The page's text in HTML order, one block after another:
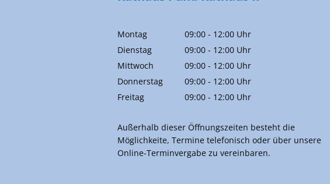
Montag 09:00 - 12:00 Uhr
Von 09:00 bis 12:00 Uhr
Dienstag 09:00 - 12:00 Uhr
Von 09:00 bis 12:00 Uhr
Mittwoch 09:00 - 12:00 Uhr
Von 09:00 bis 12:00 Uhr
Donnerstag 09:00 - 12:00 Uhr
Von 09:00 bis 12:00 Uhr
Freitag 09:00 - 12:00 Uhr
Außerhalb dieser Öffnungszeiten besteht die
Möglichkeite, Termine telefonisch oder über unsere
Online-Terminvergabe zu vereinbaren.